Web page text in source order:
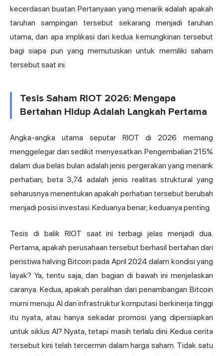
kecerdasan buatan. Pertanyaan yang menarik adalah apakah
taruhan sampingan tersebut sekarang menjadi taruhan
utama, dan apa implikasi dari kedua kemungkinan tersebut
bagi siapa pun yang memutuskan untuk memiliki saham
tersebut saat ini.
Tesis Saham RIOT 2026: Mengapa
Bertahan Hidup Adalah Langkah Pertama
Angka-angka utama seputar RIOT di 2026 memang
menggelegar dan sedikit menyesatkan. Pengembalian 215%
dalam dua belas bulan adalah jenis pergerakan yang menarik
perhatian; beta 3,74 adalah jenis realitas struktural yang
seharusnya menentukan apakah perhatian tersebut berubah
menjadi posisi investasi. Keduanya benar; keduanya penting.
Tesis di balik RIOT saat ini terbagi jelas menjadi dua.
Pertama, apakah perusahaan tersebut berhasil bertahan dari
peristiwahalving Bitcoin pada April 2024 dalam kondisi yang
layak? Ya, tentu saja, dan bagian di bawah ini menjelaskan
caranya. Kedua, apakah peralihan dari penambangan Bitcoin
murni menuju AI dan infrastruktur komputasi berkinerja tinggi
itu nyata, atau hanya sekadar promosi yang dipersiapkan
untuk siklus AI? Nyata, tetapi masih terlalu dini. Kedua cerita
tersebut kini telah tercermin dalam harga saham. Tidak satu